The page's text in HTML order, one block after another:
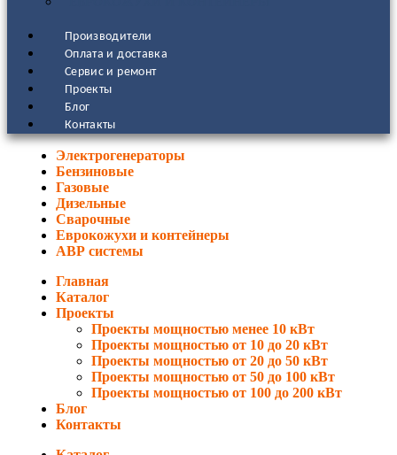
Производители
Оплата и доставка
Сервис и ремонт
Проекты
Блог
Контакты
Электрогенераторы
Бензиновые
Газовые
Дизельные
Сварочные
Еврокожухи и контейнеры
АВР системы
Главная
Каталог
Проекты
Проекты мощностью менее 10 кВт
Проекты мощностью от 10 до 20 кВт
Проекты мощностью от 20 до 50 кВт
Проекты мощностью от 50 до 100 кВт
Проекты мощностью от 100 до 200 кВт
Блог
Контакты